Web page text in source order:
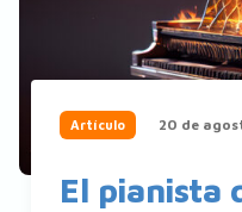
Artículo 20 de
El pianista